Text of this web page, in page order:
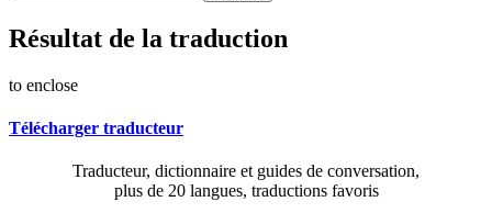
Résultat de la traduction
to enclose
Télécharger traducteur
Traducteur, dictionnaire et guides de conversation,
plus de 20 langues, traductions favoris